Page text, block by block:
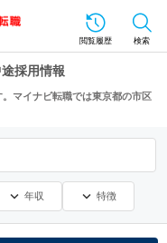
閲覧履歴 検索
採用情報
マイナビ転職では東京都の市区
年収 特徴